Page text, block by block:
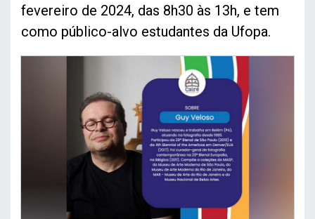
fevereiro de 2024, das 8h30 às 13h, e tem
como público-alvo estudantes da Ufopa.